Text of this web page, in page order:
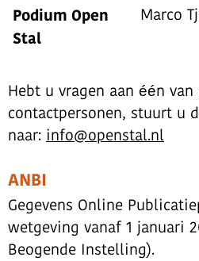
Podium Open
Stal
Marco
Hebt u vragen aan één
contactpersonen, stuurt u
naar: info@openstal.nl
ANBI
Gegevens Online
wetgeving vanaf 1 januari
Beogende Instelling).